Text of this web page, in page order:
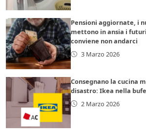
Pensioni aggiornate, i
mettono in ansia i
conviene non andarci
3 Marzo 2026
Consegnano la cucina
disastro: Ikea nella
2 Marzo 2026